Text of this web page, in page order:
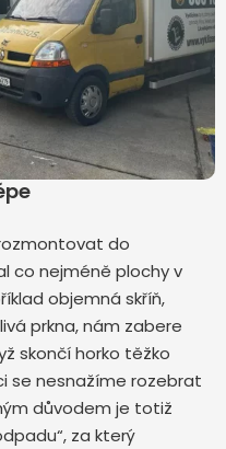
do
co nejméně plochy v
objemná skříň,
prkna, nám zabere
skončí horko těžko
se nesnažíme rozebrat
důvodem je totiž
za který